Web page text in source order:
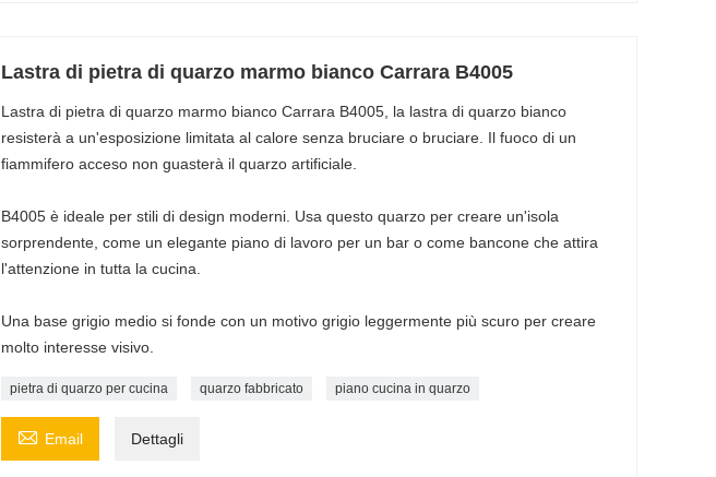
Lastra di pietra di quarzo marmo bianco Carrara B4005
Lastra di pietra di quarzo marmo bianco Carrara B4005, la lastra di quarzo bianco
resisterà a un'esposizione limitata al calore senza bruciare o bruciare. Il fuoco di un
fiammifero acceso non guasterà il quarzo artificiale.
B4005 è ideale per stili di design moderni. Usa questo quarzo per creare un'isola
sorprendente, come un elegante piano di lavoro per un bar o come bancone che attira
l'attenzione in tutta la cucina.
Una base grigio medio si fonde con un motivo grigio leggermente più scuro per creare
molto interesse visivo.
pietra di quarzo per cucina quarzo fabbricato piano cucina in quarzo
 Email Dettagli